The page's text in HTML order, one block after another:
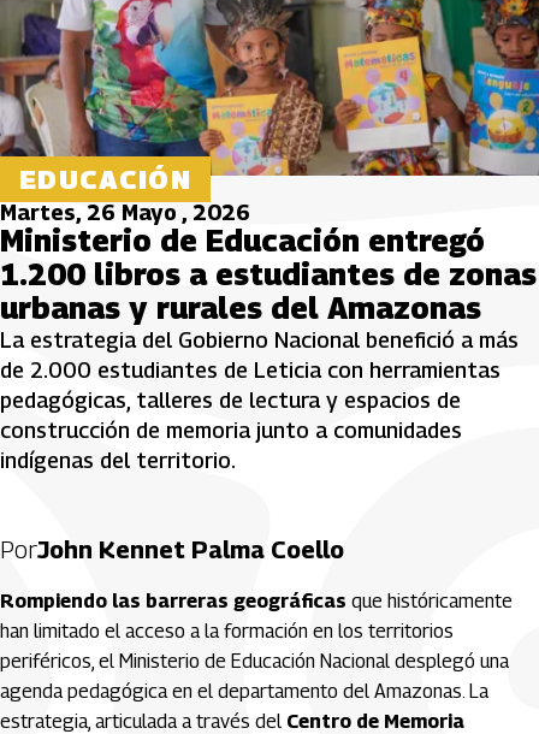
EDUCACIÓN
Martes, 26 Mayo , 2026
Ministerio de Educación entregó
1.200 libros a estudiantes de zonas
urbanas y rurales del Amazonas
La estrategia del Gobierno Nacional benefició a más
de 2.000 estudiantes de Leticia con herramientas
pedagógicas, talleres de lectura y espacios de
construcción de memoria junto a comunidades
indígenas del territorio.
PorJohn Kennet Palma Coello
Rompiendo las barreras geográficas que históricamente
han limitado el acceso a la formación en los territorios
periféricos, el Ministerio de Educación Nacional desplegó una
agenda pedagógica en el departamento del Amazonas. La
estrategia, articulada a través del Centro de Memoria